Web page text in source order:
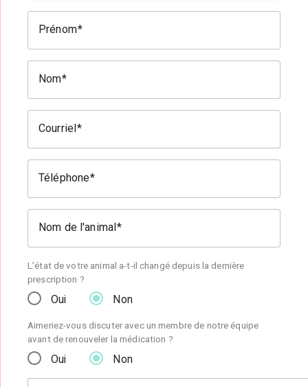
Prénom
Nom
Courriel
Téléphone
Nom de l'animal
L’état de votre animal a-t-il changé depuis la dernière
prescription ?
Oui Non
Aimeriez-vous discuter avec un membre de notre équipe
avant de renouveler la médication ?
Oui Non